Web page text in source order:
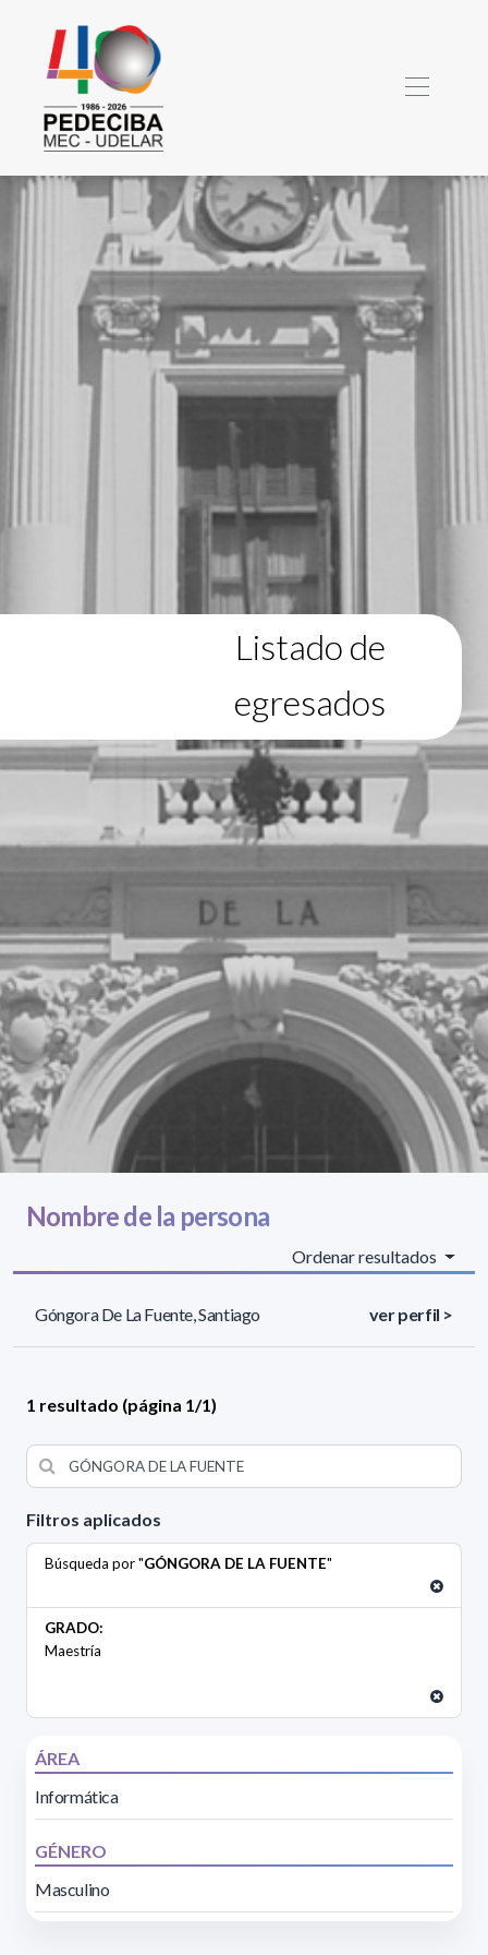
Listado de
egresados
Filtros aplicados
Búsqueda por "GÓNGORA DE LA FUENTE"
GRADO:
Maestría
ÁREA
Informática
GÉNERO
Masculino
Nombre de la persona
Ordenar resultados
Góngora De La Fuente, Santiago ver perfil >
1 resultado (página 1/1)